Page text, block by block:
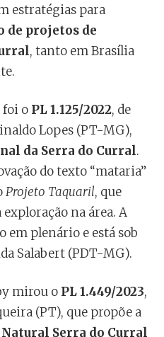
estratégias para
de projetos de
, tanto em Brasília
foi o PL 1.125/2022, de
Lopes (PT-MG),
da Serra do Curral.
do texto “mataria”
Projeto Taquaril, que
na área. A
em plenário e está sob
Salabert (PDT-MG).
mirou o PL 1.449/2023,
(PT), que propõe a
Serra do Curral